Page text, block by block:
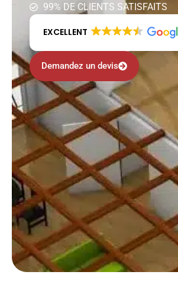
99% DE CLIENTS SATISFAITS
EXCELLENT
Demandez un devis